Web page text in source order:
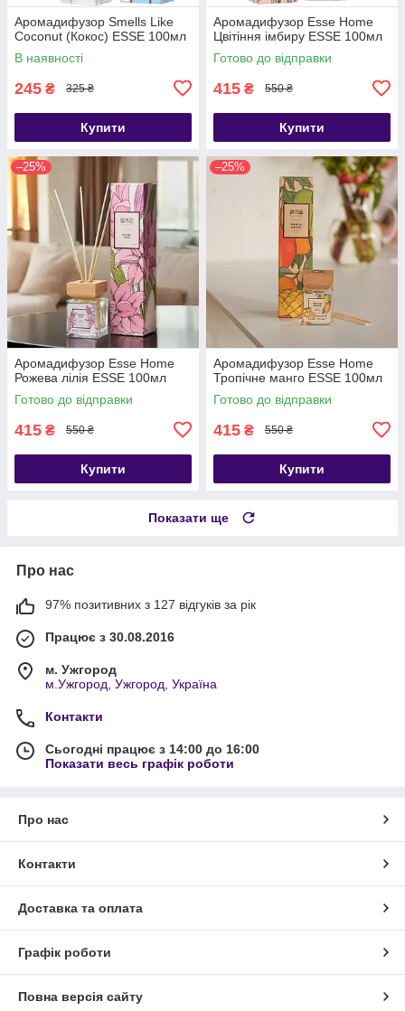
Аромадифузор Smells Like
Coconut (Кокос) ESSE 100мл
В наявності
245 ₴ 325 ₴
Купити
Аромадифузор Esse Home
Цвітіння імбиру ESSE 100мл
Готово до відправки
415 ₴ 550 ₴
Купити
–25%
Аромадифузор Esse Home
Рожева лілія ESSE 100мл
Готово до відправки
415 ₴ 550 ₴
Купити
–25%
Аромадифузор Esse Home
Тропічне манго ESSE 100мл
Готово до відправки
415 ₴ 550 ₴
Купити
Показати ще
Про нас
97% позитивних з 127 відгуків за рік
Працює з 30.08.2016
м. Ужгород
м.Ужгород, Ужгород, Україна
Контакти
Сьогодні працює з 14:00 до 16:00
Показати весь графік роботи
Про нас
Контакти
Доставка та оплата
Графік роботи
Повна версія сайту